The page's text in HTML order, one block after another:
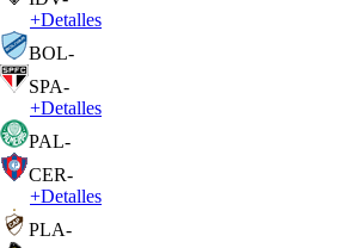
+Detalles
BOL-
SPA-
+Detalles
PAL-
CER-
+Detalles
PLA-